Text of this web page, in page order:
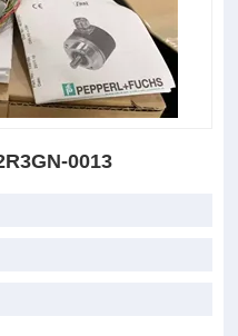
0013